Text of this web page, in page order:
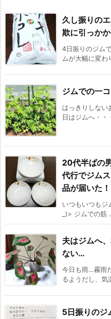
久し振りの
欺に引っか
4日振りのジム
ムが大幅に変わ
ジムでの一
はっきりしない
日はジムへ・
20代半ばの
代行でジム
品が届いた！
いつもいつもジ
_)> ジムでの筋
夫はジムへ
ない…
今日も雨…霧雨
るようだし、
5日振りのジ